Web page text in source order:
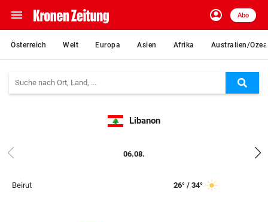
menu Navigation
ein-/ausklappen
account_circle
Anmelden
Abo
Österreich Welt Europa Asien Afrika Australien/
close Schließen
Abonnieren
account_circle Anmelden
arrow_right
Libanon
06.08.
Beirut 26° / 34°